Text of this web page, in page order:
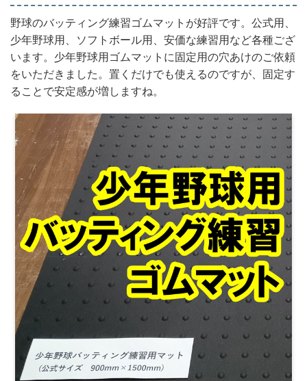
野球のバッティング練習ゴムマットが好評です。公式用、
少年野球用、ソフトボール用、安価な練習用など各種ござ
います。少年野球用ゴムマットに固定用の穴あけのご依頼
をいただきました。置くだけでも使えるのですが、固定す
ることで安定感が増しますね。